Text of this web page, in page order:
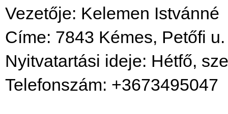
Vezetője: Kelemen Istvánné
Címe: 7843 Kémes, Petőfi
Nyitvatartási ideje: Hétfő,
Telefonszám: +3673495047